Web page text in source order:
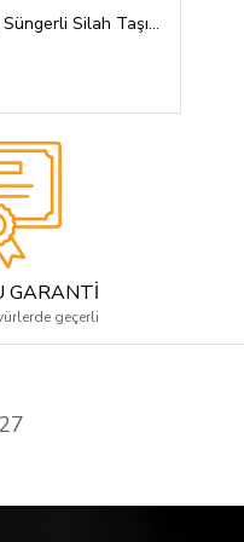
Walther Premium İçi Süngerli Silah Taşıma Çantası
GARANTİ
geçerli